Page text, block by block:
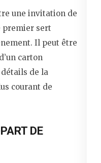
une invitation de
premier sert
Il peut être
carton
de la
courant de
DE